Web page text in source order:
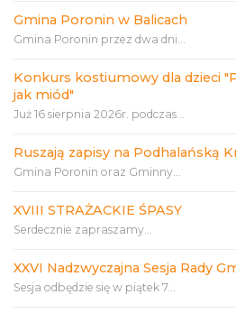
Gmina Poronin w Balicach
Gmina Poronin przez dwa dni...
Konkurs kostiumowy dla dzieci
jak miód"
Już 16 sierpnia 2026r. podczas...
Ruszają zapisy na Podhalańską
Gmina Poronin oraz Gminny...
XVIII STRAŻACKIE ŚPASY
Serdecznie zapraszamy...
XXVI Nadzwyczajna Sesja Rady
Sesja odbędzie się w piątek 7...